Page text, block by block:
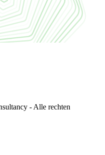
- Alle rechten